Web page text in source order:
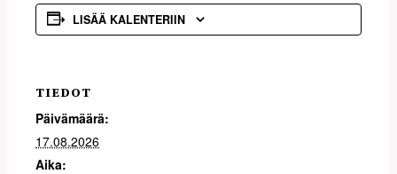
LISÄÄ KALENTERIIN
TIEDOT
Päivämäärä:
17.08.2026
Aika: